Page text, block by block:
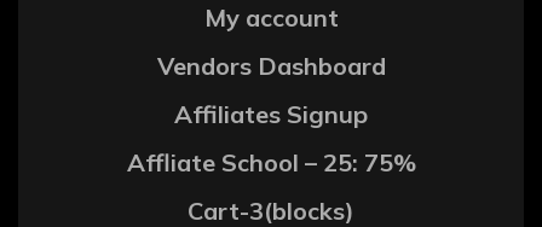
My account
Vendors Dashboard
Affiliates Signup
Affliate School – 25: 75%
Cart-3(blocks)